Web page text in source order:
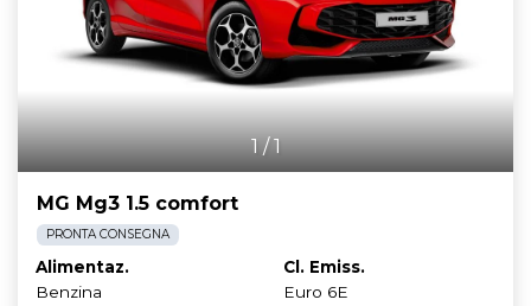
1/1
MG Mg3 1.5 comfort
PRONTA CONSEGNA
Alimentaz.
Benzina
Cl. Emiss.
Euro 6E